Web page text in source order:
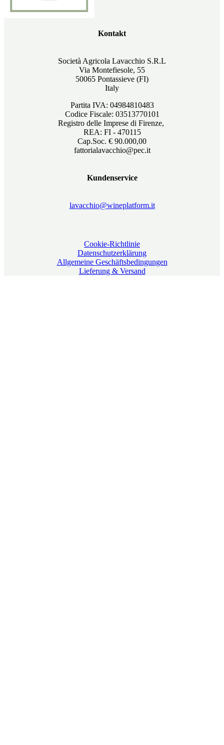
Kontakt
Società Agricola Lavacchio S.R.L
Via Montefiesole, 55
50065 Pontassieve (FI)
Italy
Partita IVA: 04984810483
Codice Fiscale: 03513770101
Registro delle Imprese di Firenze,
REA: FI - 470115
Cap.Soc. € 90.000,00
fattorialavacchio@pec.it
Kundenservice
lavacchio@wineplatform.it
Cookie-Richtlinie
Datenschutzerklärung
Allgemeine Geschäftsbedingungen
Lieferung & Versand